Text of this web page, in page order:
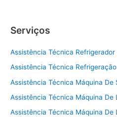
t
n
c
a
t
Serviços
Assistência Técnica Refrigerador
Assistência Técnica
Assistência Técnica Máquina De
Assistência Técnica Máquina De
Assistência Técnica Máquina De